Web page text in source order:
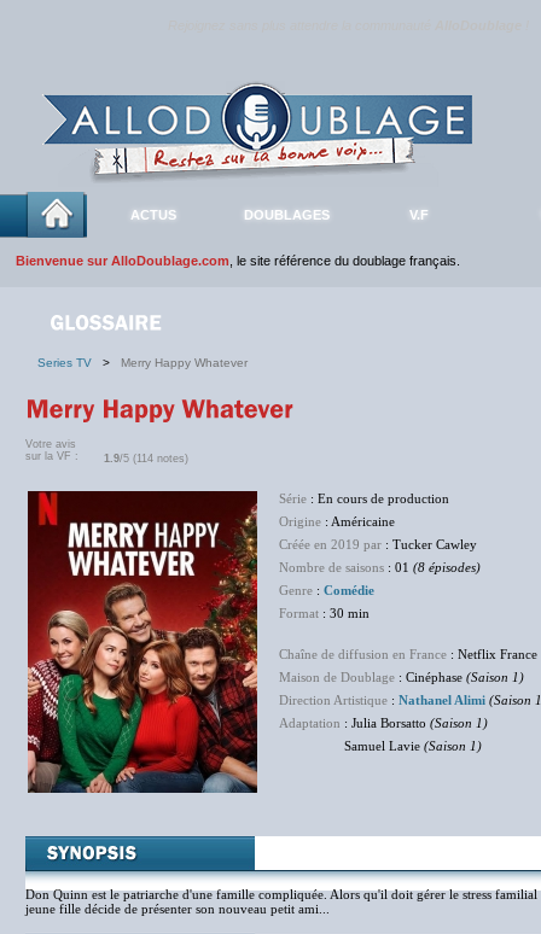
ACTUS DOUBLAGES V.F
Bienvenue sur AlloDoublage.com , le site référence du doublage français.
Series TV > Merry Happy Whatever
Votre avis
sur la VF :
1.9/5 (114 notes)
Série : En cours de production
Origine : Américaine
Créée en 2019 par : Tucker Cawley
Nombre de saisons : 01 (8 épisodes)
Genre : Comédie
Format : 30 min
Chaîne de diffusion en France : Netflix France
Maison de Doublage : Cinéphase (Saison 1)
Direction Artistique : Nathanel Alimi (Saison
Adaptation : Julia Borsatto (Saison 1)
Samuel Lavie (Saison 1)
Don Quinn est le patriarche d'une famille compliquée. Alors qu'il doit gérer le stress
jeune fille décide de présenter son nouveau petit ami...